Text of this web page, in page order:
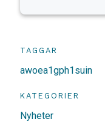
TAGGAR
awoea1gph1suin
KATEGORIER
Nyheter